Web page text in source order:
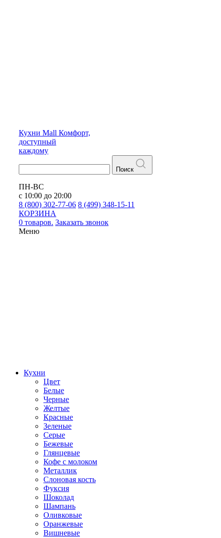
Кухни Mall Комфорт,
доступный
каждому
Поиск
ПН-ВС
с 10:00 до 20:00
8 (800) 302-77-06 8 (499) 348-15-11
КОРЗИНА
0 товаров. Заказать звонок
Меню
Кухни
Цвет
Белые
Черные
Желтые
Красные
Зеленые
Серые
Бежевые
Глянцевые
Кофе с молоком
Металлик
Слоновая кость
Фуксия
Шоколад
Шампань
Оливковые
Оранжевые
Вишневые